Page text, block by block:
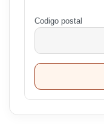
Codigo postal